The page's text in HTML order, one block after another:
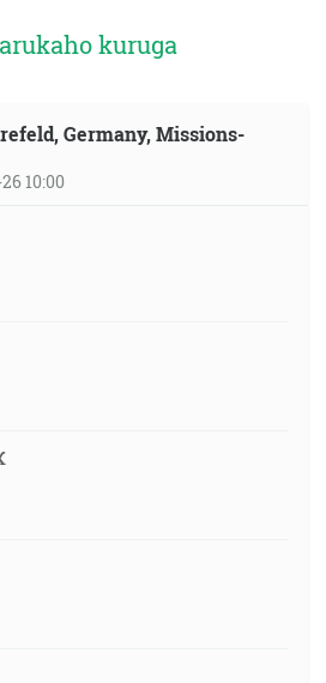
kuruga
Germany, Missions-
10:00